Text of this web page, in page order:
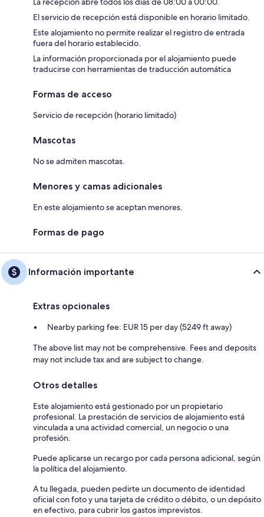
El servicio de recepción está disponible en horario limitado.
Este alojamiento no permite realizar el registro de entrada
fuera del horario establecido.
La información proporcionada por el alojamiento puede
traducirse con herramientas de traducción automática
Formas de acceso
Servicio de recepción (horario limitado)
Mascotas
No se admiten mascotas.
Menores y camas adicionales
En este alojamiento se aceptan menores.
Formas de pago
Información importante
Extras opcionales
Nearby parking fee: EUR 15 per day (5249 ft away)
The above list may not be comprehensive. Fees and deposits
may not include tax and are subject to change.
Otros detalles
Este alojamiento está gestionado por un propietario
profesional. La prestación de servicios de alojamiento está
vinculada a una actividad comercial, un negocio o una
profesión.
Puede aplicarse un recargo por cada persona adicional, según
la política del alojamiento.
A tu llegada, pueden pedirte un documento de identidad
oficial con foto y una tarjeta de crédito o débito, o un depósito
en efectivo, para cubrir los gastos imprevistos.